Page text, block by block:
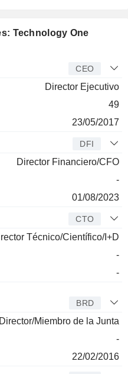
Technology One
CEO
Director Ejecutivo
49
23/05/2017
DFI
Director Financiero/CFO
-
01/08/2023
CTO
Técnico/Científico/I+D
-
-
BRD
Director/Miembro de la Junta
-
22/02/2016